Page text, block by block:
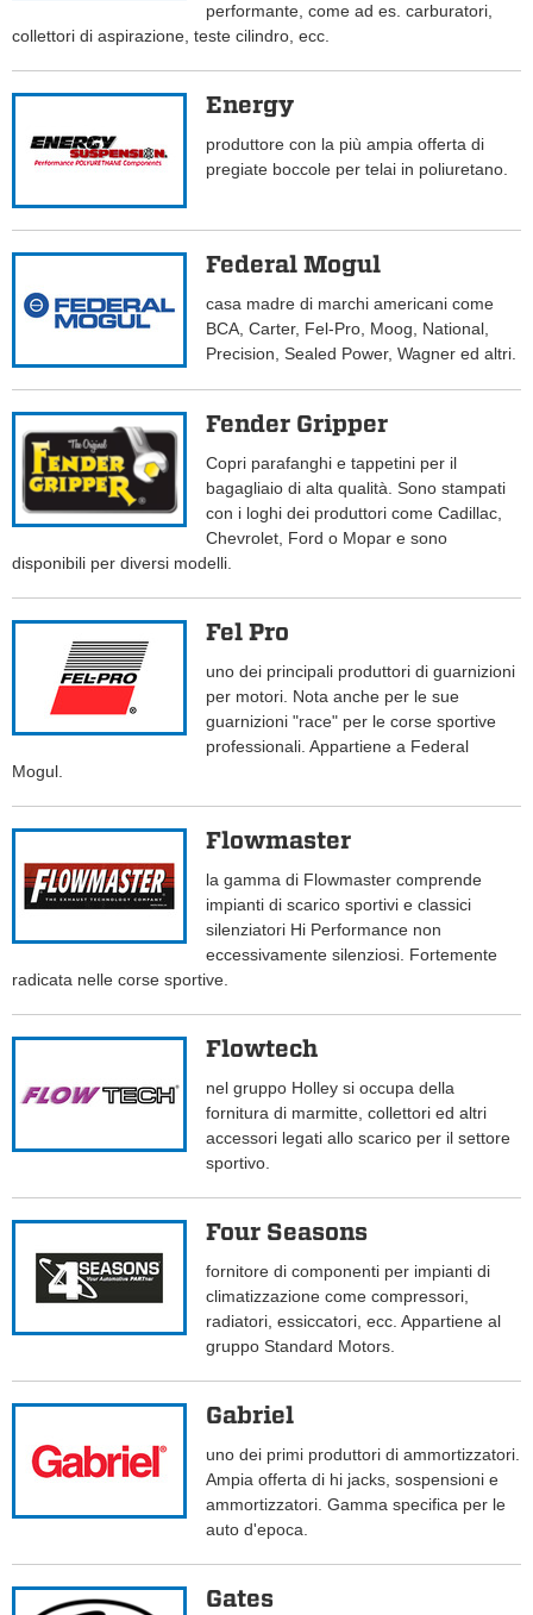
performante, come ad es. carburatori,
collettori di aspirazione, teste cilindro, ecc.
Energy
produttore con la più ampia offerta di
pregiate boccole per telai in poliuretano.
Federal Mogul
casa madre di marchi americani come
BCA, Carter, Fel-Pro, Moog, National,
Precision, Sealed Power, Wagner ed altri.
Fender Gripper
Copri parafanghi e tappetini per il
bagagliaio di alta qualità. Sono stampati
con i loghi dei produttori come Cadillac,
Chevrolet, Ford o Mopar e sono
disponibili per diversi modelli.
Fel Pro
uno dei principali produttori di guarnizioni
per motori. Nota anche per le sue
guarnizioni "race" per le corse sportive
professionali. Appartiene a Federal
Mogul.
Flowmaster
la gamma di Flowmaster comprende
impianti di scarico sportivi e classici
silenziatori Hi Performance non
eccessivamente silenziosi. Fortemente
radicata nelle corse sportive.
Flowtech
nel gruppo Holley si occupa della
fornitura di marmitte, collettori ed altri
accessori legati allo scarico per il settore
sportivo.
Four Seasons
fornitore di componenti per impianti di
climatizzazione come compressori,
radiatori, essiccatori, ecc. Appartiene al
gruppo Standard Motors.
Gabriel
uno dei primi produttori di ammortizzatori.
Ampia offerta di hi jacks, sospensioni e
ammortizzatori. Gamma specifica per le
auto d'epoca.
Gates